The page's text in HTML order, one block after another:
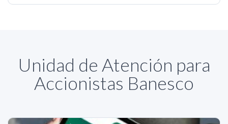
Unidad de Atención para
Accionistas Banesco